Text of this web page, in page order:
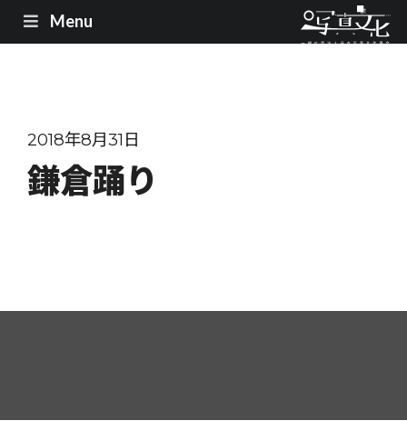
Menu
2018年8月31日
鎌倉踊り